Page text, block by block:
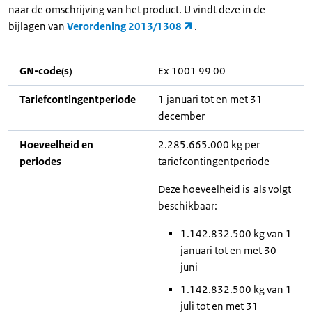
naar de omschrijving van het product. U vindt deze in de
bijlagen van Verordening 2013/1308 .
GN-code(s) Ex 1001 99 00
Tariefcontingentperiode
1 januari tot en met 31
december
Hoeveelheid en
periodes
2.285.665.000 kg per
tariefcontingentperiode
Deze hoeveelheid is als volgt
beschikbaar:
1.142.832.500 kg van 1
januari tot en met 30
juni
1.142.832.500 kg van 1
juli tot en met 31